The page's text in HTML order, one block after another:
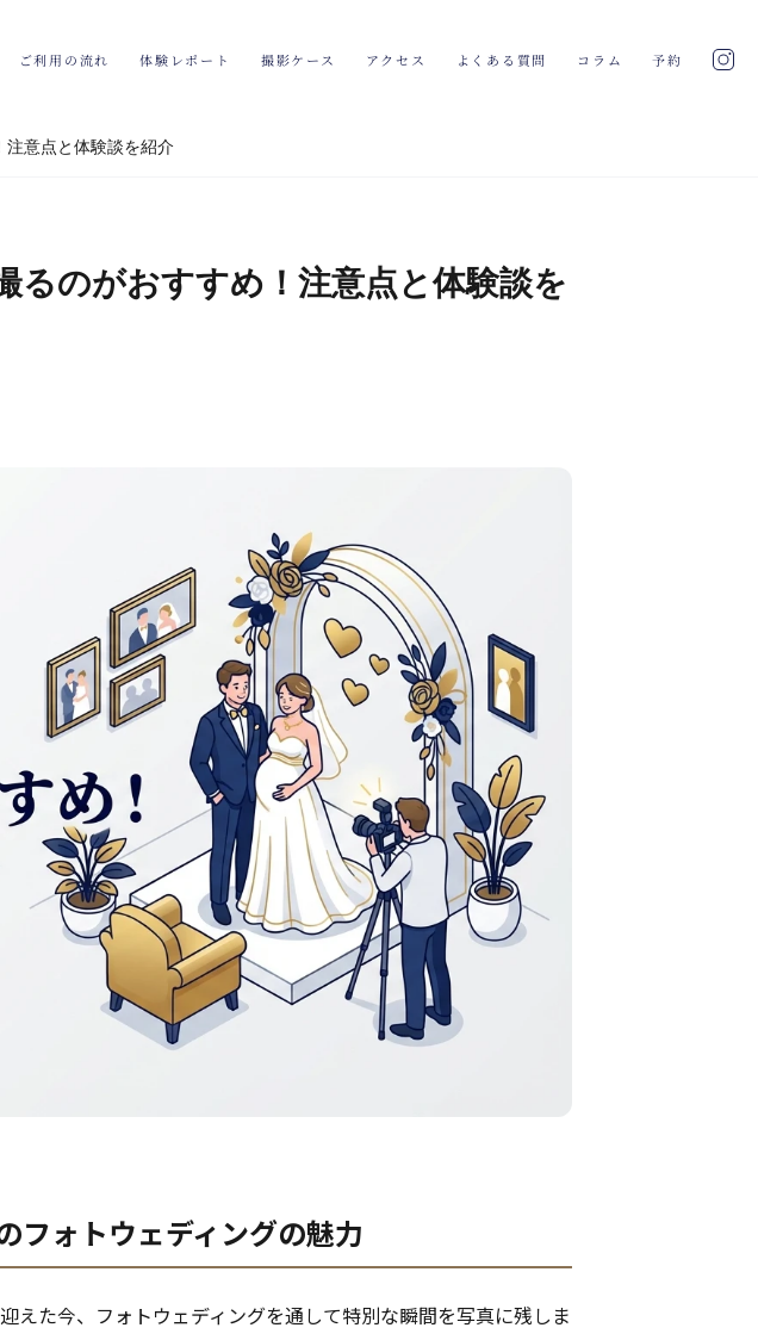
ご利用の流れ 体験レポート 撮影ケース アクセス よくある質問 コラム 予約
注意点と体験談を紹介
るのがおすすめ！注意点と体験談を
フォトウェディングの魅力
えた今、フォトウェディングを通して特別な瞬間を写真に残しま